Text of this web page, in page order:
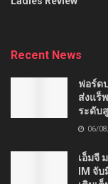
Recent News
ฟอร์ด
ส่งแร็
ระดับ
06/
เอ็มจี
IM จั